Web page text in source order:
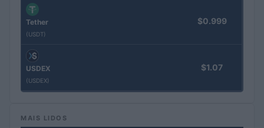
Tether
(USDT)
$0.999
USDEX
(USDEX)
$1.07
MAIS LIDOS